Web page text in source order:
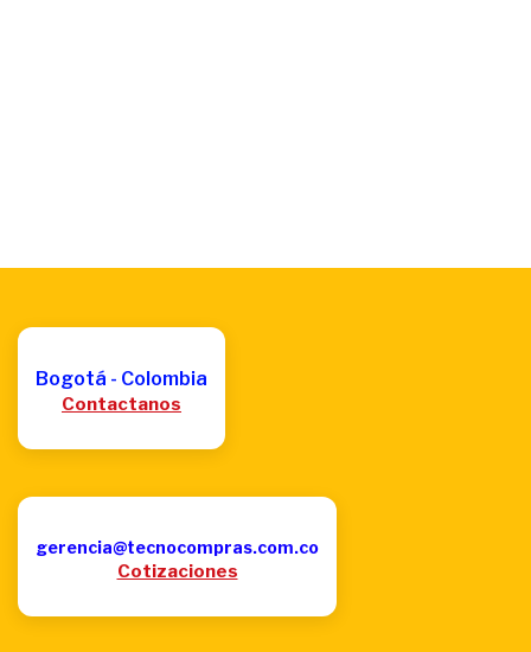
Bogotá - Colombia
Contactanos
gerencia@tecnocompras.com.co
Cotizaciones